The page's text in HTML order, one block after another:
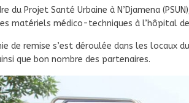
du Projet Santé Urbaine à N’Djamena
matériels médico-techniques à l’hôpital de
de remise s’est déroulée dans les
que bon nombre des partenaires.